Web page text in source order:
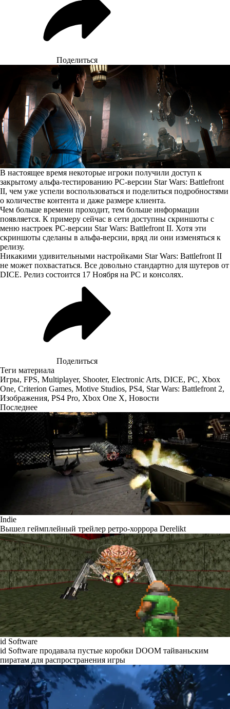
Поделиться
В настоящее время некоторые игроки получили доступ к
закрытому альфа-тестированию PC-версии Star Wars: Battlefront
II, чем уже успели воспользоваться и поделиться подробностями
о количестве контента и даже размере клиента.
Чем больше времени проходит, тем больше информации
появляется. К примеру сейчас в сети доступны скриншоты с
меню настроек PC-версии Star Wars: Battlefront II. Хотя эти
скриншоты сделаны в альфа-версии, вряд ли они изменяться к
релизу.
Никакими удивительными настройками Star Wars: Battlefront II
не может похвастаться. Все довольно стандартно для шутеров от
DICE. Релиз состоится 17 Ноября на PC и консолях.
Поделиться
Теги материала
Игры, FPS, Multiplayer, Shooter, Electronic Arts, DICE, PC, Xbox
One, Criterion Games, Motive Studios, PS4, Star Wars: Battlefront 2,
Изображения, PS4 Pro, Xbox One X, Новости
Последнее
Indie
Вышел геймплейный трейлер ретро-хоррора Derelikt
id Software
id Software продавала пустые коробки DOOM тайваньским
пиратам для распространения игры